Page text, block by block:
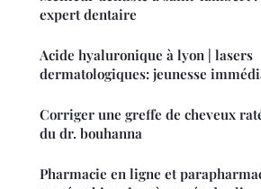
expert dentaire
Acide hyaluronique à lyon | lasers
dermatologiques: jeunesse
Corriger une greffe de cheveux
du dr. bouhanna
Pharmacie en ligne et